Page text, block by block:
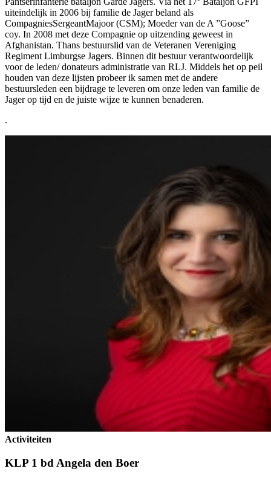
uiteindelijk in 2006 bij familie de Jager beland als
CompagniesSergeantMajoor (CSM); Moeder van de A ”Goose”
coy. In 2008 met deze Compagnie op uitzending geweest in
Afghanistan. Thans bestuurslid van de Veteranen Vereniging
Regiment Limburgse Jagers. Binnen dit bestuur verantwoordelijk
voor de leden/ donateurs administratie van RLJ. Middels het op peil
houden van deze lijsten probeer ik samen met de andere
bestuursleden een bijdrage te leveren om onze leden van familie de
Jager op tijd en de juiste wijze te kunnen benaderen.
.
Activiteiten
KLP 1 bd Angela den Boer